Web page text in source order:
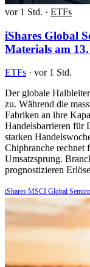
vor 1 Std. · ETFs
iShares Global
Materials am
ETFs · vor 1 Std.
Der globale
zu. Während die
Fabriken an ihre
Handelsbarrieren für
starken
Chipbranche rechnet
Umsatzsprung.
prognostizieren
iShares MSCI Global